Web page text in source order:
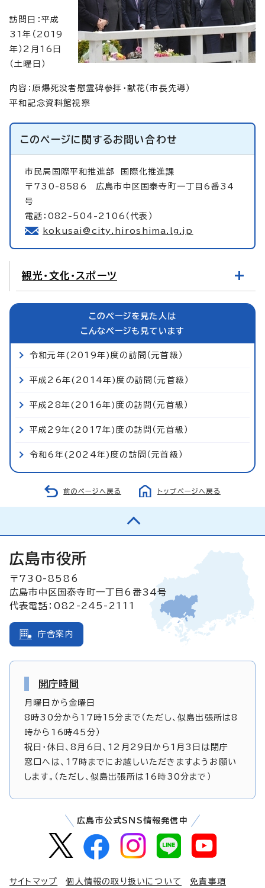
訪問日：平成
31年（2019
年）2月16日
（土曜日）
内容：原爆死没者慰霊碑参拝・献花（市長先導）
平和記念資料館視察
このページに関するお問い合わせ
市民局国際平和推進部
国際化推進課
〒730-8586 広島市中区国泰寺町一丁目6番34
号
電話：082-504-2106（代表）
kokusai@city.hiroshima.lg.jp
観光・文化・スポーツ
このページを見た人は
こんなページも見ています
令和元年(2019年)度の訪問（元首級）
平成26年(2014年)度の訪問（元首級）
平成28年(2016年)度の訪問（元首級）
平成29年(2017年)度の訪問（元首級）
令和6年(2024年)度の訪問（元首級）
前のページへ戻る トップページへ戻る
広島市役所
〒730-8586
広島市中区国泰寺町一丁目6番34号
代表電話：082-245-2111
庁舎案内
開庁時間
月曜日から金曜日
8時30分から17時15分まで（ただし、似島出張所は8
時から16時45分）
祝日・休日、8月6日、12月29日から1月3日は閉庁
窓口へは、17時までにお越しいただきますようお願い
します。（ただし、似島出張所は16時30分まで）
広島市公式SNS情報発信中
サイトマップ 個人情報の取り扱いについて 免責事項